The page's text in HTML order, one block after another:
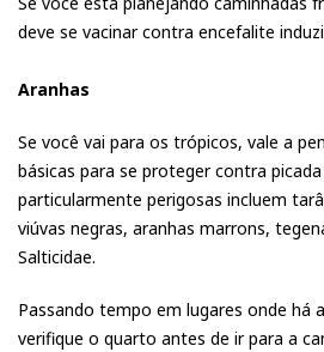
deve se vacinar contra encefalite
Aranhas
Se você vai para os trópicos, vale a
básicas para se proteger contra
particularmente perigosas incluem
viúvas negras, aranhas marrons,
Salticidae.
Passando tempo em lugares onde há
verifique o quarto antes de ir para a